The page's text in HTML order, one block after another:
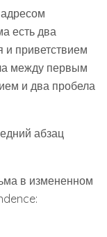
есть два
и приветствием
между первым
и два пробела
абзац
в измененном